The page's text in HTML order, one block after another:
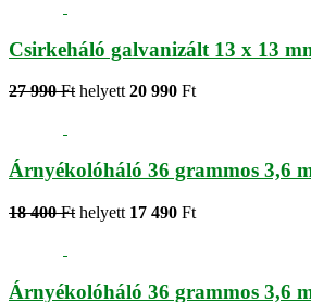
Csirkeháló galvanizált 13 x 13
27 990 Ft helyett 20 990 Ft
Árnyékolóháló 36 grammos 3,6
18 400 Ft helyett 17 490 Ft
Árnyékolóháló 36 grammos 3,6